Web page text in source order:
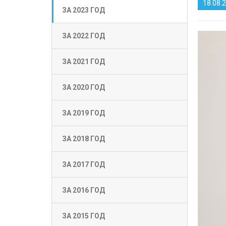
ЗА 2023 ГОД
ЗА 2022 ГОД
ЗА 2021 ГОД
ЗА 2020 ГОД
ЗА 2019 ГОД
ЗА 2018 ГОД
ЗА 2017 ГОД
ЗА 2016 ГОД
ЗА 2015 ГОД